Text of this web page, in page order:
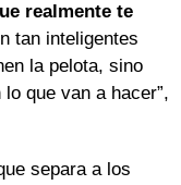
realmente te
tan inteligentes
la pelota, sino
que van a hacer”,
separa a los